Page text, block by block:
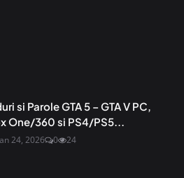
si Parole GTA 5 – GTA V PC,
One/360 si PS4/PS5...
24, 2026 0 24